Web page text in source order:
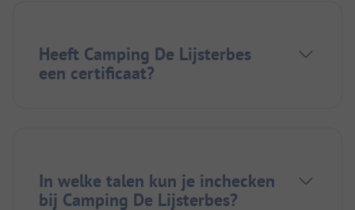
Heeft Camping De Lijsterbes
een certificaat?
In welke talen kun je inchecken
bij Camping De Lijsterbes?